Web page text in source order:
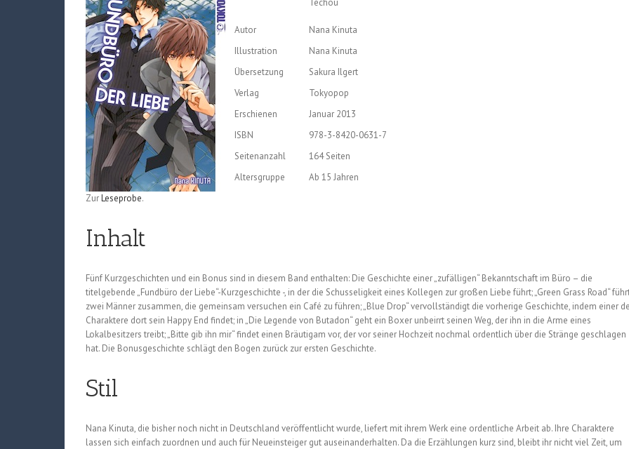
Techou
Autor
Nana Kinuta
Illustration
Nana Kinuta
Übersetzung
Sakura Ilgert
Verlag
Tokyopop
Erschienen
Januar 2013
ISBN
978-3-8420-0631-7
Seitenanzahl
164 Seiten
Altersgruppe
Ab 15 Jahren
ZurLeseprobe.
Inhalt
Fünf Kurzgeschichten und ein Bonus sind in diesem Band enthalten: Die Geschichte einer „zufälligen“ Bekanntschaft im Büro – die
titelgebende „Fundbüro der Liebe“-Kurzgeschichte -, in der die Schusseligkeit eines Kollegen zur großen Liebe führt; „Green Grass Road“
zwei Männer zusammen, die gemeinsam versuchen ein Café zu führen; „Blue Drop“ vervollständigt die vorherige Geschichte, indem einer
Charaktere dort sein Happy End findet; in „Die Legende von Butadon“ geht ein Boxer unbeirrt seinen Weg, der ihn in die Arme eines
Lokalbesitzers treibt; „Bitte gib ihn mir“ findet einen Bräutigam vor, der vor seiner Hochzeit nochmal ordentlich über die Stränge geschlagen
hat. Die Bonusgeschichte schlägt den Bogen zurück zur ersten Geschichte.
Stil
Nana Kinuta, die bisher noch nicht in Deutschland veröffentlicht wurde, liefert mit ihrem Werk eine ordentliche Arbeit ab. Ihre Charaktere
lassen sich einfach zuordnen und auch für Neueinsteiger gut auseinanderhalten. Da die Erzählungen kurz sind, bleibt ihr nicht viel Zeit, um